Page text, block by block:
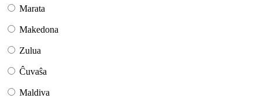
Marata
Makedona
Zulua
Ĉuvaŝa
Maldiva